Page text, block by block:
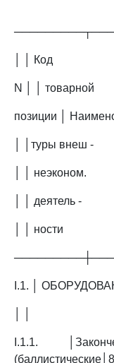
│ │ Код
N │ │ товарной
позиции │
│ │туры внеш -
│ │ неэконом.
│ │ деятель -
│ │ ности
I.1. │
I.1.1.